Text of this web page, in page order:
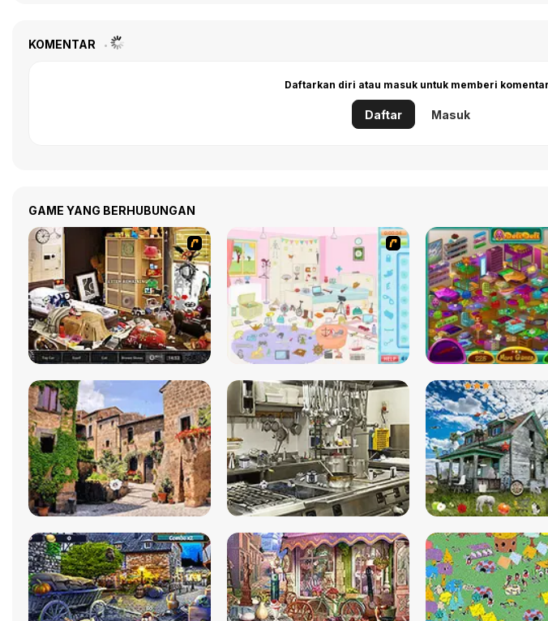
KOMENTAR
Daftarkan diri atau masuk untuk memberi komentar
Daftar Masuk
GAME YANG BERHUBUNGAN